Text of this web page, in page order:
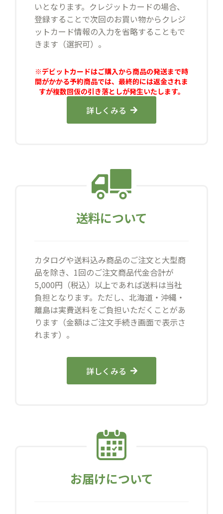
いとなります。クレジットカードの場合、
登録することで次回のお買い物からクレジ
ットカード情報の入力を省略することもで
きます（選択可）。
※デビットカードはご購入から商品の発送まで時
間がかかる予約商品では、最終的には返金されま
すが複数回仮の引き落としが発生いたします。
詳しくみる
送料について
カタログや送料込み商品のご注文と大型商
品を除き、1回のご注文商品代金合計が
5,000円（税込）以上であれば送料は当社
負担となります。ただし、北海道・沖縄・
離島は実費送料をご負担いただくことがあ
ります（金額はご注文手続き画面で表示さ
れます）。
詳しくみる
お届けについて